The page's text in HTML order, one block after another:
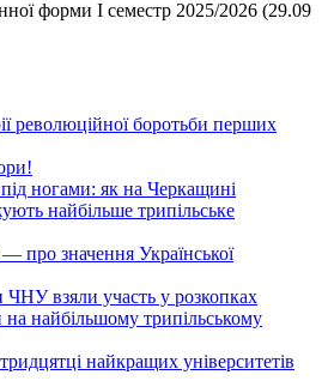
форми І семестр 2025/2026 (29.09
революційної боротьби перших
ногами: як на Черкащині
найбільше трипільське
значення Української
ЧНУ взяли участь у розкопках
на найбільшому трипільському
найкращих університетів